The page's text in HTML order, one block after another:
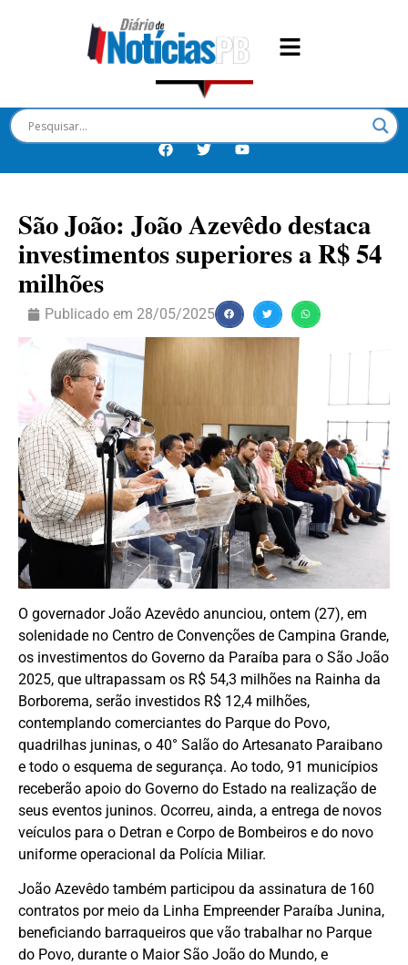
São João: João Azevêdo destaca
investimentos superiores a R$ 54
milhões
Publicado em 28/05/2025
O governador João Azevêdo anunciou, ontem (27), em
solenidade no Centro de Convenções de Campina Grande,
os investimentos do Governo da Paraíba para o São João
2025, que ultrapassam os R$ 54,3 milhões na Rainha da
Borborema, serão investidos R$ 12,4 milhões,
contemplando comerciantes do Parque do Povo,
quadrilhas juninas, o 40° Salão do Artesanato Paraibano
e todo o esquema de segurança. Ao todo, 91 municípios
receberão apoio do Governo do Estado na realização de
seus eventos juninos. Ocorreu, ainda, a entrega de novos
veículos para o Detran e Corpo de Bombeiros e do novo
uniforme operacional da Polícia Miliar.
João Azevêdo também participou da assinatura de 160
contratos por meio da Linha Empreender Paraíba Junina,
beneficiando barraqueiros que vão trabalhar no Parque
do Povo, durante o Maior São João do Mundo, e